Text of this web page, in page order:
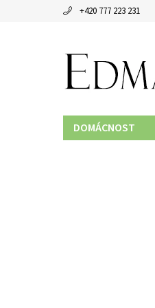
+420 777 223 231
DOMÁCNOST